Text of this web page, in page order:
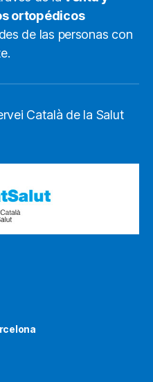
ortopédicos
de las personas con
Català de la Salut